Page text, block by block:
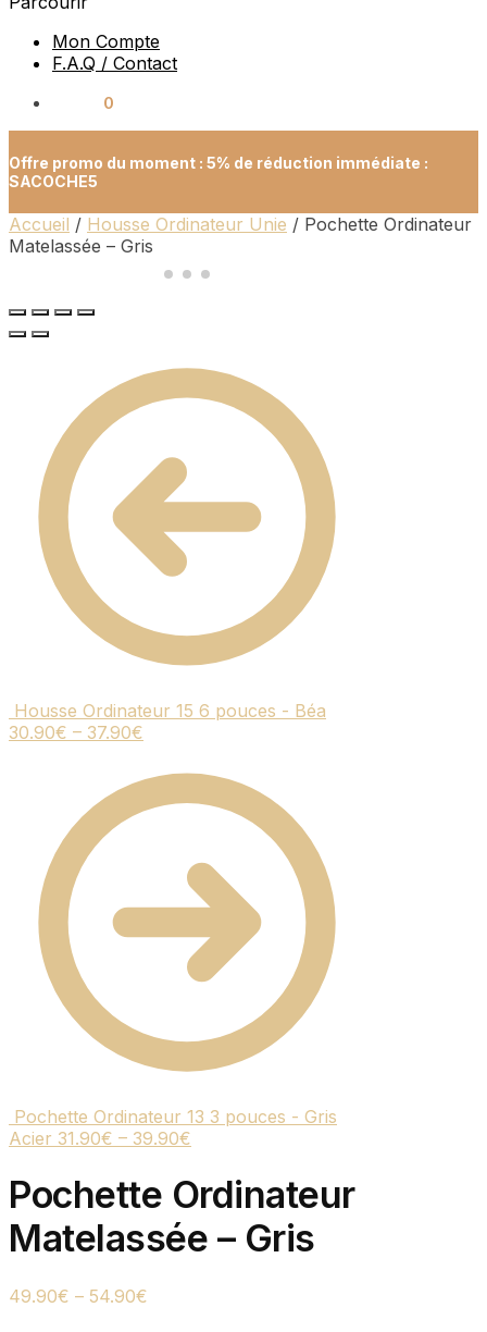
Mon Compte
F.A.Q / Contact
0
Offre promo du moment : 5% de réduction immédiate :
SACOCHE5
Accueil / Housse Ordinateur Unie / Pochette Ordinateur
Matelassée – Gris
Housse Ordinateur 15 6 pouces - Béa
30.90€ – 37.90€
Pochette Ordinateur 13 3 pouces - Gris
Acier 31.90€ – 39.90€
Pochette Ordinateur
Matelassée – Gris
49.90€ – 54.90€